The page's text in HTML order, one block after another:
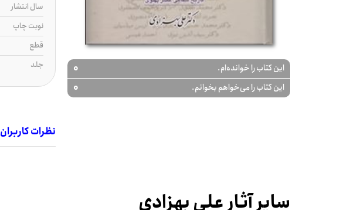
این کتاب را خوانده‌ام. 0
این کتاب را می‌خواهم بخوانم. 0
سال انتشار
نوبت چاپ
قطع
جلد
نظرات کاربران
سایر آثار علی بهزادی